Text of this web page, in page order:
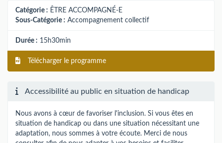
Catégorie : ÊTRE ACCOMPAGNÉ-E
Sous-Catégorie : Accompagnement collectif
Durée : 15h30min
Télécharger le programme
Accessibilité au public en situation de handicap
Nous avons à cœur de favoriser l'inclusion. Si vous êtes en
situation de handicap ou dans une situation nécessitant une
adaptation, nous sommes à votre écoute. Merci de nous